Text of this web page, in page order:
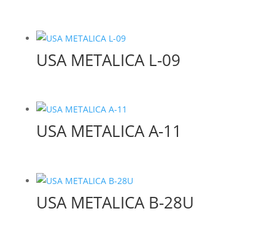
USA METALICA L-09
USA METALICA A-11
USA METALICA B-28U